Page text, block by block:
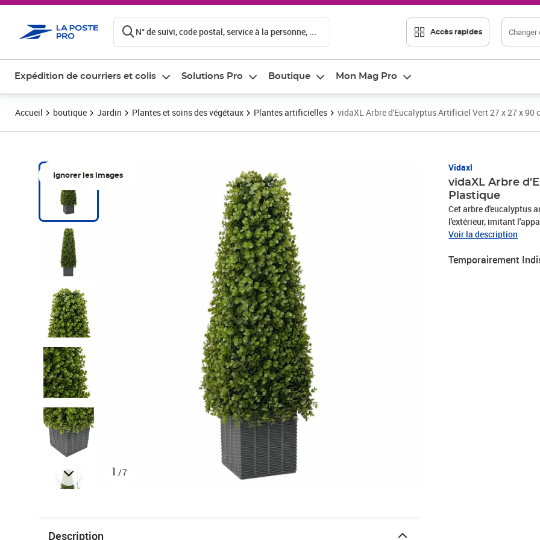
N° de suivi, code postal, service à la personne, ... Accès rapides Changer
Expédition de courriers et colis Solutions Pro Boutique Mon Mag Pro
Accueil boutique Jardin Plantes et soins des végétaux Plantes artificielles vidaXL Arbre d'Eucalyptus Artificiel Vert 27 x 27 x 90
Ignorer les images
1 /7
Vidaxl
vidaXL Arbre
Plastique
Cet arbre d'eucalyptus
l'extérieur, imitant
feuilles vertes et sa
chaleureux et
durable avec des
Voir la description
Temporairement
Description